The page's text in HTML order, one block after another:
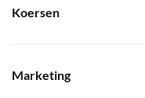
Koersen
Marketing